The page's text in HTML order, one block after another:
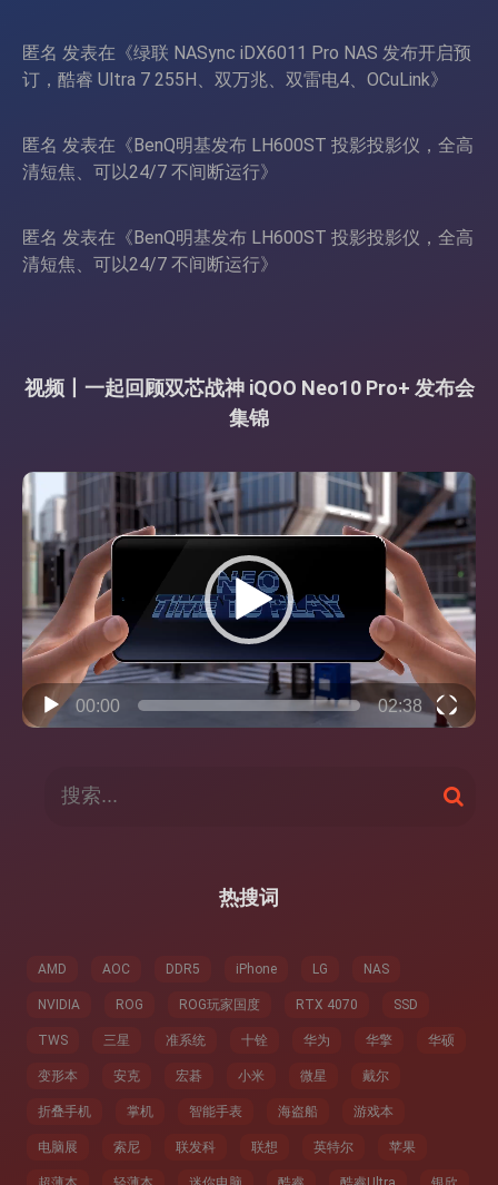
匿名 发表在《绿联 NASync iDX6011 Pro NAS 发布开启预
订，酷睿 Ultra 7 255H、双万兆、双雷电4、OCuLink》
匿名 发表在《BenQ明基发布 LH600ST 投影投影仪，全高
清短焦、可以24/7 不间断运行》
匿名 发表在《BenQ明基发布 LH600ST 投影投影仪，全高
清短焦、可以24/7 不间断运行》
视频丨一起回顾双芯战神 iQOO Neo10 Pro+ 发布会
集锦
视
频
播
放
器
00:00 02:38
搜
索
热搜词
AMD AOC DDR5 iPhone LG NAS
NVIDIA ROG ROG玩家国度 RTX 4070 SSD
TWS 三星 准系统 十铨 华为 华擎 华硕
变形本 安克 宏碁 小米 微星 戴尔
折叠手机 掌机 智能手表 海盗船 游戏本
电脑展 索尼 联发科 联想 英特尔 苹果